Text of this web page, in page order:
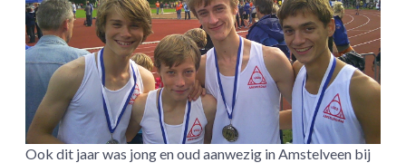
Ook dit jaar was jong en oud aanwezig in Amstelveen bij